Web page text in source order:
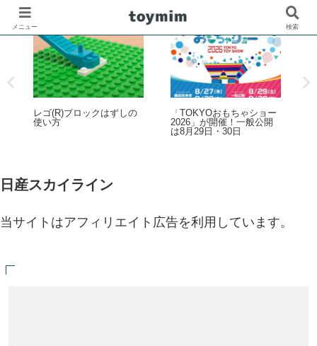
レゴ(R)ブロックはずしの
使い方
「TOKYOおもちゃショー
2026」が開催！一般公開
は8月29日・30日
日産スカイライン
当サイトはアフィリエイト広告を利用しています。
メニュー 検索